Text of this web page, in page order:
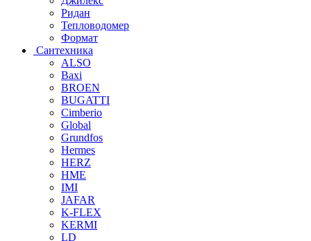
Ридан
Тепловодомер
Формат
Сантехника
ALSO
Baxi
BROEN
BUGATTI
Cimberio
Global
Grundfos
Hermes
HERZ
HME
IMI
JAFAR
K-FLEX
KERMI
LD